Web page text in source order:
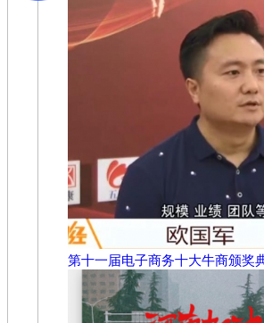
第十一届电子商务十大牛商颁奖